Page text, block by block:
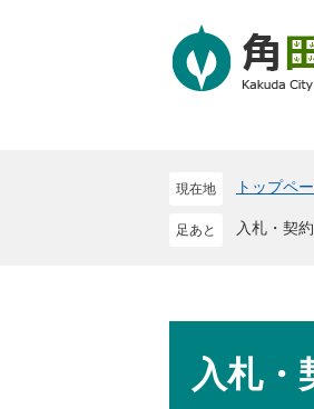
現在地 トップペ
入札・契
入札・